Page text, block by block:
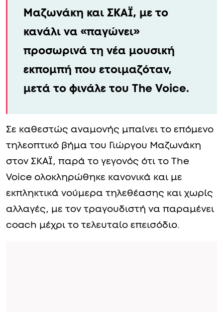
Μαζωνάκη και ΣΚΑΪ, με το
κανάλι να «παγώνει»
προσωρινά τη νέα μουσική
εκπομπή που ετοιμαζόταν,
μετά το φινάλε του The Voice.
Σε καθεστώς αναμονής μπαίνει το επόμενο
τηλεοπτικό βήμα του Γιώργου Μαζωνάκη
στον ΣΚΑΪ, παρά το γεγονός ότι το The
Voice ολοκληρώθηκε κανονικά και με
εκπληκτικά νούμερα τηλεθέασης και χωρίς
αλλαγές, με τον τραγουδιστή να παραμένει
coach μέχρι το τελευταίο επεισόδιο.